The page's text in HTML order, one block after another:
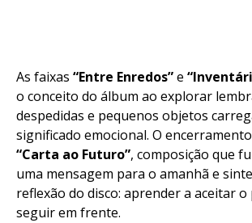
As faixas “Entre Enredos”e
o conceito do álbum ao explorar
despedidas e pequenos objetos
significado emocional. O
“Carta ao Futuro”, composição que
uma mensagem para o amanhã e
reflexão do disco: aprender a aceitar o
seguir em frente.